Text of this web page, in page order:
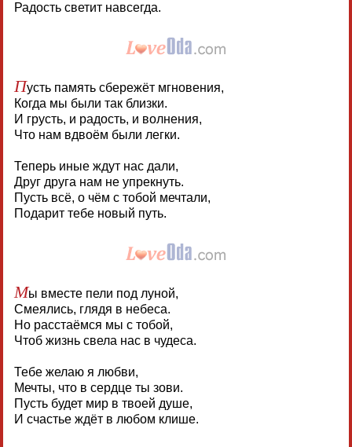
Радость светит навсегда.
Пусть память сбережёт мгновения,
Когда мы были так близки.
И грусть, и радость, и волнения,
Что нам вдвоём были легки.
Теперь иные ждут нас дали,
Друг друга нам не упрекнуть.
Пусть всё, о чём с тобой мечтали,
Подарит тебе новый путь.
Мы вместе пели под луной,
Смеялись, глядя в небеса.
Но расстаёмся мы с тобой,
Чтоб жизнь свела нас в чудеса.
Тебе желаю я любви,
Мечты, что в сердце ты зови.
Пусть будет мир в твоей душе,
И счастье ждёт в любом клише.